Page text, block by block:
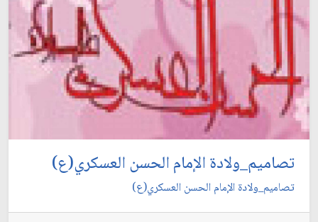
تصاميم_ولادة الإمام الحسن العسكري(ع)
تصاميم_ولادة الإمام الحسن العسكري(ع)